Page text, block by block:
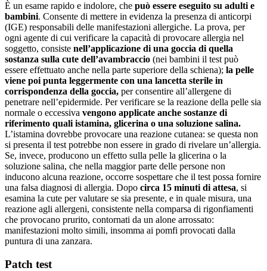
È un esame rapido e indolore, che può essere eseguito su adulti e
bambini. Consente di mettere in evidenza la presenza di anticorpi
(IGE) responsabili delle manifestazioni allergiche. La prova, per
ogni agente di cui verificare la capacità di provocare allergia nel
soggetto, consiste nell’applicazione di una goccia di quella
sostanza sulla cute dell’avambraccio (nei bambini il test può
essere effettuato anche nella parte superiore della schiena); la pelle
viene poi punta leggermente con una lancetta sterile in
corrispondenza della goccia, per consentire all’allergene di
penetrare nell’epidermide. Per verificare se la reazione della pelle sia
normale o eccessiva vengono applicate anche sostanze di
riferimento quali istamina, glicerina o una soluzione salina.
L’istamina dovrebbe provocare una reazione cutanea: se questa non
si presenta il test potrebbe non essere in grado di rivelare un’allergia.
Se, invece, producono un effetto sulla pelle la glicerina o la
soluzione salina, che nella maggior parte delle persone non
inducono alcuna reazione, occorre sospettare che il test possa fornire
una falsa diagnosi di allergia. Dopo circa 15 minuti di attesa, si
esamina la cute per valutare se sia presente, e in quale misura, una
reazione agli allergeni, consistente nella comparsa di rigonfiamenti
che provocano prurito, contornati da un alone arrossato:
manifestazioni molto simili, insomma ai pomfi provocati dalla
puntura di una zanzara.
Patch test